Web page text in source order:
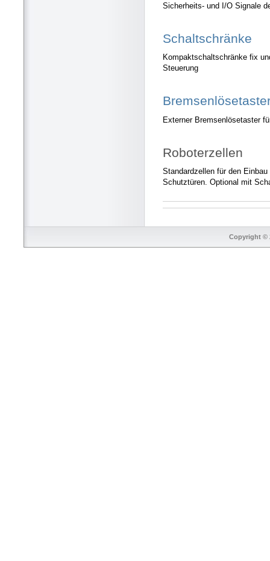
Sicherheits- und I/O Signale
Schaltschränke
Kompaktschaltschränke fix
Steuerung
Externer Bremsenlösetaster
Roboterzellen
Standardzellen für den
Schutztüren. Optional mit
Copyright ©